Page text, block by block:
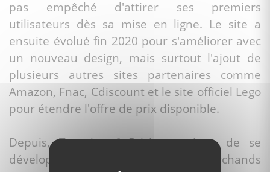
pas empêché d'attirer ses premiers
utilisateurs dès sa mise en ligne. Le site a
ensuite évolué fin 2020 pour s'améliorer avec
un nouveau design, mais surtout l'ajout de
plusieurs autres sites partenaires comme
Amazon, Fnac, Cdiscount et le site officiel Lego
pour étendre l'offre de prix disponible.
Depuis, Temple of Bricks continue de se
développer avec de nouveaux marchands